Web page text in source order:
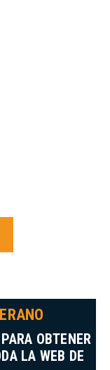
PARA OBTENER
LA WEB DE